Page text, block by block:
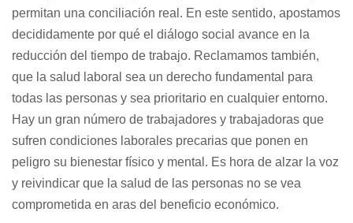
permitan una conciliación real. En este sentido, apostamos
decididamente por qué el diálogo social avance en la
reducción del tiempo de trabajo. Reclamamos también,
que la salud laboral sea un derecho fundamental para
todas las personas y sea prioritario en cualquier entorno.
Hay un gran número de trabajadores y trabajadoras que
sufren condiciones laborales precarias que ponen en
peligro su bienestar físico y mental. Es hora de alzar la voz
y reivindicar que la salud de las personas no se vea
comprometida en aras del beneficio económico.